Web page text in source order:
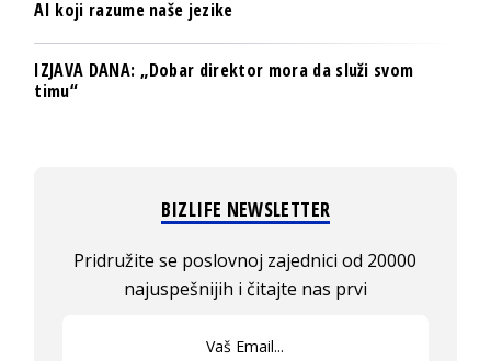
AI koji razume naše jezike
IZJAVA DANA: „Dobar direktor mora da služi svom
timu“
BIZLIFE NEWSLETTER
Pridružite se poslovnoj zajednici od 20000
najuspešnijih i čitajte nas prvi